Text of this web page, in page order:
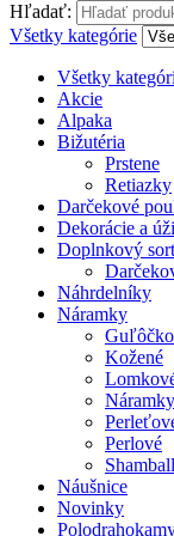
Hľadať:
Všetky kategórie
Všetky
Akcie
Alpaka
Bižutéria
Prstene
Retiazky
Darčekové
Dekorácie a
Doplnkový
Náhrdelníky
Náramky
Kožené
Perlové
Náušnice
Novinky